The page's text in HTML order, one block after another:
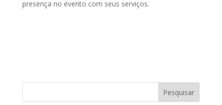
presença no evento com seus serviços.
Pesquisar